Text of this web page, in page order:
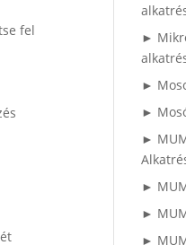
fel
►
►
►
►
►
►
►